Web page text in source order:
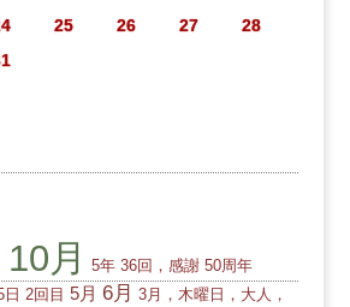
25 26 27
28
10月 5年 36回，感謝 50周年
2回目 5月 6月 3月，木曜日，大人，